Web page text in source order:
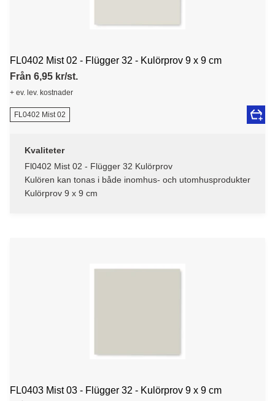
FL0402 Mist 02 - Flügger 32 - Kulörprov 9 x 9 cm
Från 6,95 kr/st.
+ ev. lev. kostnader
FL0402 Mist 02
Kvaliteter
Fl0402 Mist 02 - Flügger 32 Kulörprov
Kulören kan tonas i både inomhus- och utomhusprodukter
Kulörprov 9 x 9 cm
FL0403 Mist 03 - Flügger 32 - Kulörprov 9 x 9 cm